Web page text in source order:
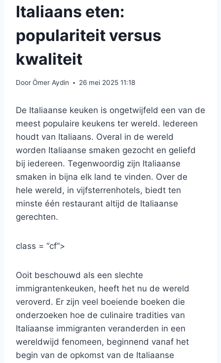
Italiaans eten:
populariteit versus
kwaliteit
DoorÖmer Aydin 26 mei 2025 11:18
De Italiaanse keuken is ongetwijfeld een van de
meest populaire keukens ter wereld. Iedereen
houdt van Italiaans. Overal in de wereld
worden Italiaanse smaken gezocht en geliefd
bij iedereen. Tegenwoordig zijn Italiaanse
smaken in bijna elk land te vinden. Over de
hele wereld, in vijfsterrenhotels, biedt ten
minste één restaurant altijd de Italiaanse
gerechten.
class = “cf”>
Ooit beschouwd als een slechte
immigrantenkeuken, heeft het nu de wereld
veroverd. Er zijn veel boeiende boeken die
onderzoeken hoe de culinaire tradities van
Italiaanse immigranten veranderden in een
wereldwijd fenomeen, beginnend vanaf het
begin van de opkomst van de Italiaanse